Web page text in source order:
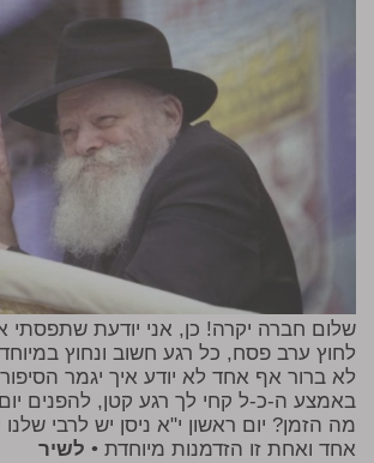
שלום חברה יקרה! כן, אני יודעת שתפסתי
לחוץ ערב פסח, כל רגע חשוב ונחוץ
לא ברור אף אחד לא יודע איך יגמר
באמצע ה-כ-ל קחי לך רגע קטן, להפנים יום
מה הזמן? יום ראשון י"א ניסן יש לרבי
אחד ואחת זו הזדמנות מיוחדת • לשיר